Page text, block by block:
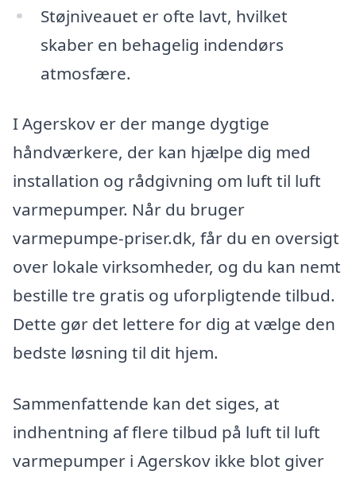
Støjniveauet er ofte lavt, hvilket
skaber en behagelig indendørs
atmosfære.
I Agerskov er der mange dygtige
håndværkere, der kan hjælpe dig med
installation og rådgivning om luft til luft
varmepumper. Når du bruger
varmepumpe-priser.dk, får du en oversigt
over lokale virksomheder, og du kan nemt
bestille tre gratis og uforpligtende tilbud.
Dette gør det lettere for dig at vælge den
bedste løsning til dit hjem.
Sammenfattende kan det siges, at
indhentning af flere tilbud på luft til luft
varmepumper i Agerskov ikke blot giver